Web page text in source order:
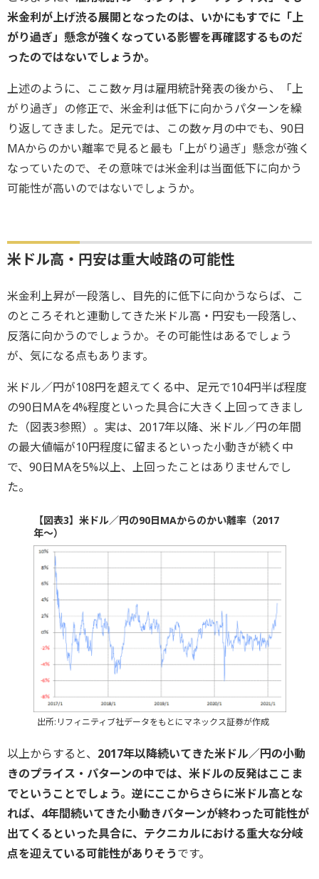
米金利が上げ渋る展開となったのは、いかにもすでに「上
がり過ぎ」懸念が強くなっている影響を再確認するものだ
ったのではないでしょうか。
上述のように、ここ数ヶ月は雇用統計発表の後から、「上
がり過ぎ」の修正で、米金利は低下に向かうパターンを繰
り返してきました。足元では、この数ヶ月の中でも、90日
MAからのかい離率で見ると最も「上がり過ぎ」懸念が強く
なっていたので、その意味では米金利は当面低下に向かう
可能性が高いのではないでしょうか。
米ドル高・円安は重大岐路の可能性
米金利上昇が一段落し、目先的に低下に向かうならば、こ
のところそれと連動してきた米ドル高・円安も一段落し、
反落に向かうのでしょうか。その可能性はあるでしょう
が、気になる点もあります。
米ドル／円が108円を超えてくる中、足元で104円半ば程度
の90日MAを4%程度といった具合に大きく上回ってきまし
た（図表3参照）。実は、2017年以降、米ドル／円の年間
の最大値幅が10円程度に留まるといった小動きが続く中
で、90日MAを5%以上、上回ったことはありませんでし
た。
【図表3】米ドル／円の90日MAからのかい離率（2017
年～）
出所:リフィニティブ社データをもとにマネックス証券が作成
以上からすると、 2017年以降続いてきた米ドル／円の小動
きのプライス・パターンの中では、米ドルの反発はここま
でということでしょう。逆にここからさらに米ドル高とな
れば、4年間続いてきた小動きパターンが終わった可能性が
出てくるといった具合に、テクニカルにおける重大な分岐
点を迎えている可能性がありそうです。